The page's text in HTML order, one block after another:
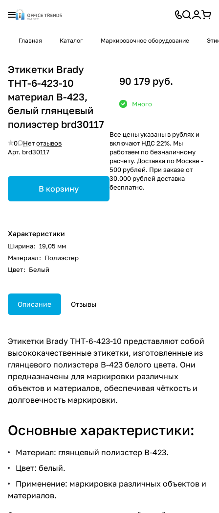
Главная Каталог Маркировочное оборудование
Этикетки Brady
THT-6-423-10
материал В-423,
белый глянцевый
полиэстер brd30117
0
Нет отзывов
Арт. brd30117
В корзину
Характеристики
Ширина: 19,05 мм
Материал: Полиэстер
Цвет: Белый
90 179 руб.
Много
Все цены указаны в рублях и
включают НДС 22%. Мы
работаем по безналичному
расчету. Доставка по Москве -
500 рублей. При заказе от
30.000 рублей доставка
бесплатно.
Описание Отзывы
Этикетки Brady THT-6-423-10 представляют собой
высококачественные этикетки, изготовленные из
глянцевого полиэстера В-423 белого цвета. Они
предназначены для маркировки различных
объектов и материалов, обеспечивая чёткость и
долговечность маркировки.
Основные характеристики:
Материал: глянцевый полиэстер В-423.
Цвет: белый.
Применение: маркировка различных объектов и
материалов.